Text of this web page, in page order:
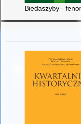
Biedaszyby -